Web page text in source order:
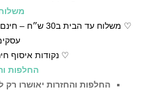
♡ נקודות איסוף
החלפות
החלפות והחזרות יאושרו רק